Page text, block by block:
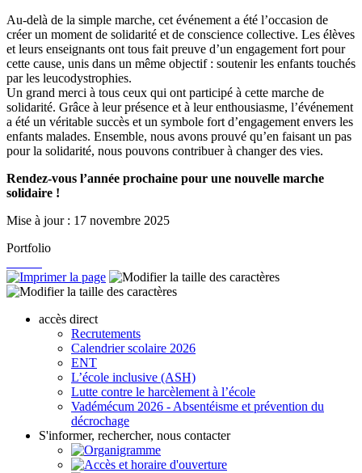
Au-delà de la simple marche, cet événement a été l’occasion de
créer un moment de solidarité et de conscience collective. Les élèves
et leurs enseignants ont tous fait preuve d’un engagement fort pour
cette cause, unis dans un même objectif : soutenir les enfants touchés
par les leucodystrophies.
Un grand merci à tous ceux qui ont participé à cette marche de
solidarité. Grâce à leur présence et à leur enthousiasme, l’événement
a été un véritable succès et un symbole fort d’engagement envers les
enfants malades. Ensemble, nous avons prouvé qu’en faisant un pas
pour la solidarité, nous pouvons contribuer à changer des vies.
Rendez-vous l’année prochaine pour une nouvelle marche
solidaire !
Mise à jour : 17 novembre 2025
Portfolio
accès direct
Recrutements
Calendrier scolaire 2026
ENT
L’école inclusive (ASH)
Lutte contre le harcèlement à l’école
Vadémécum 2026 - Absentéisme et prévention du
décrochage
S'informer, rechercher, nous contacter